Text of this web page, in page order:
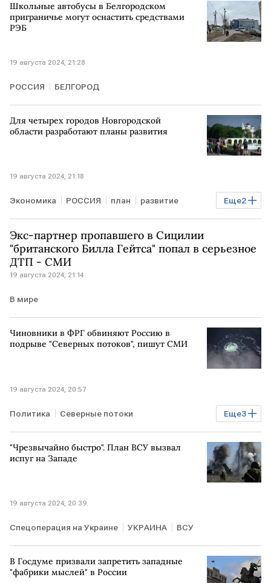
Школьные автобусы в Белгородском
приграничье могут оснастить средствами
РЭБ
19 августа 2024, 21:28
РОССИЯ БЕЛГОРОД
Для четырех городов Новгородской
области разработают планы развития
19 августа 2024, 21:18
Еще2
Экономика РОССИЯ план развитие
Новгород Новгородская область
Экс-партнер пропавшего в Сицилии
"британского Билла Гейтса" попал в серьезное
ДТП - СМИ
19 августа 2024, 21:14
В мире
Чиновники в ФРГ обвиняют Россию в
подрыве "Северных потоков", пишут СМИ
19 августа 2024, 20:57
Еще3
Политика Северные потоки
Северный поток-2 РОССИЯ ГЕРМАНИЯ
"Чрезвычайно быстро". План ВСУ вызвал
испуг на Западе
19 августа 2024, 20:39
Спецоперация на Украине УКРАИНА ВСУ
В Госдуме призвали запретить западные
"фабрики мыслей" в России